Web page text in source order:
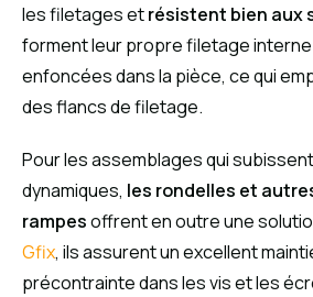
les filetages etrésistent bien aux
forment leur propre filetage
enfoncées dans la pièce, ce qui
des flancs de filetage.
Pour les assemblages qui
dynamiques, les rondelles et
rampesoffrent en outre une
Gfix, ils assurent un excellent
précontrainte dans les vis et les